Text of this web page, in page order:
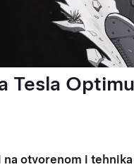
Tesla
otvorenom i tehnika